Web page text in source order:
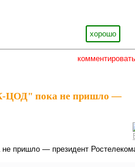
хорошо
комментировать
ЦОД" пока не пришло —
пришло — президент